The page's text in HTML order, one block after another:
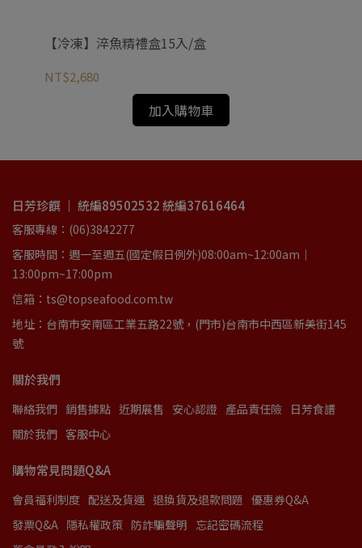
【冷凍】淬魚精禮盒15入/盒
NT$2,680
加入購物車
日芳珍饌 ｜ 統編89502532 統編37616464
客服專線：(06)3842277
客服時間：週一至週五(國定假日例外)08:00am~12:00am｜
13:00pm~17:00pm
信箱：ts@topseafood.com.tw
地址：台南市安南區工業五路22號，(門市)台南市中西區新美街145
號
關於我們
聯絡我們 銷售據點 近期展售 安心認證 產品責任險 日芳食譜
關於我們 客服中心
購物常見問題Q&A
會員福利制度 配送及貨運 退換貨及退款問題 優惠券Q&A
發票Q&A 隱私權政策 防詐騙聲明 忘記密碼流程